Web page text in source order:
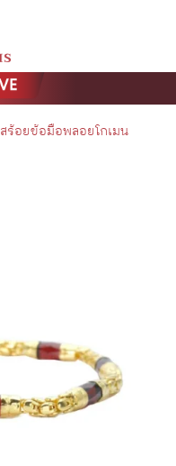
สร้อยข้อมือพลอยโกเมน